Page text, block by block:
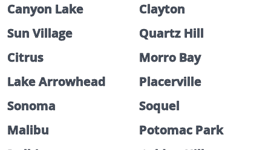
Canyon Lake
Clayton
Sun Village
Quartz Hill
Citrus
Morro Bay
Lake Arrowhead
Placerville
Sonoma
Soquel
Malibu
Potomac Park